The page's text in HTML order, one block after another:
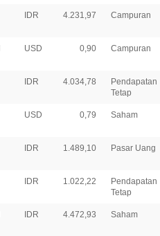
IDR 4.231,97 Campuran
USD 0,90 Campuran
IDR 4.034,78
Pendapatan
Tetap
USD 0,79 Saham
IDR 1.489,10 Pasar Uang
IDR 1.022,22
Pendapatan
Tetap
IDR 4.472,93 Saham